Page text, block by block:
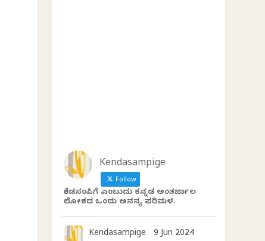
Kendasampige
Follow
ಕೆಂಡಸಂಪಿಗೆ ಎಂಬುದು ಕನ್ನಡ ಅಂತರ್ಜಾಲ
ಲೋಕದ ಒಂದು ಅನನ್ಯ ಪರಿಮಳ.
Kendasampige 9 Jun 2024